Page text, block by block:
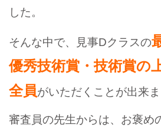
した。
そんな中で、見事Dクラスの
優秀技術賞・技術賞の
全員がいただくことが出来ま
審査員の先生からは、お褒め